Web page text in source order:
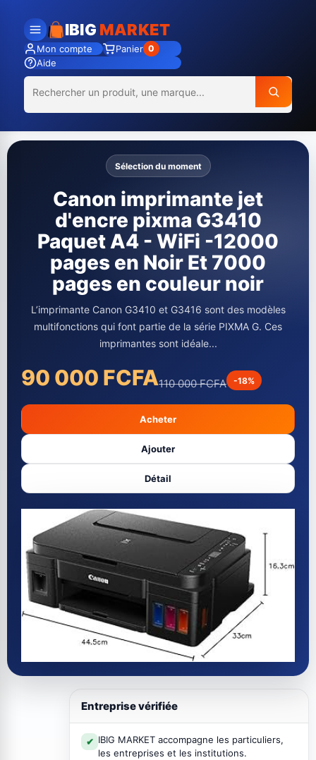
IBIG MARKET
Mon compte Panier 0
Aide
Sélection du moment
Canon imprimante jet
d'encre pixma G3410
Paquet A4 - WiFi -12000
pages en Noir Et 7000
pages en couleur noir
L’imprimante Canon G3410 et G3416 sont des modèles
multifonctions qui font partie de la série PIXMA G. Ces
imprimantes sont idéale...
90 000 FCFA110 000 FCFA -18%
Acheter
Ajouter
Détail
Entreprise vérifiée
✔ IBIG MARKET accompagne les particuliers,
les entreprises et les institutions.